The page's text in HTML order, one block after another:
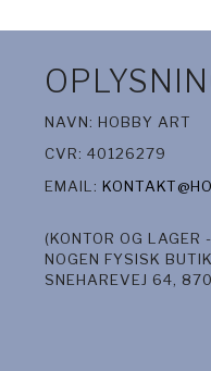
NAVN: HOBBY ART
CVR: 40126279
EMAIL:
(KONTOR OG LAGER
NOGEN FYSISK
SNEHAREVEJ 64,